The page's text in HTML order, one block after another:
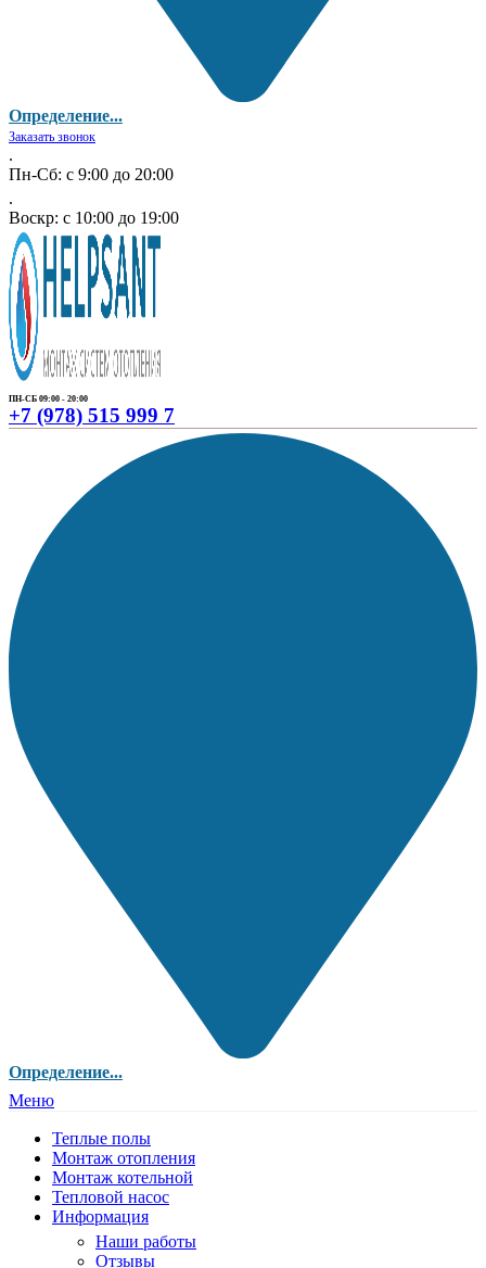
Определение...
Заказать звонок
.
Пн-Сб: с 9:00 до 20:00
.
Воскр: с 10:00 до 19:00
ПН-СБ 09:00 - 20:00
+7 (978) 515 999 7
Определение...
Меню
Теплые полы
Монтаж отопления
Монтаж котельной
Тепловой насос
Информация
Наши работы
Отзывы